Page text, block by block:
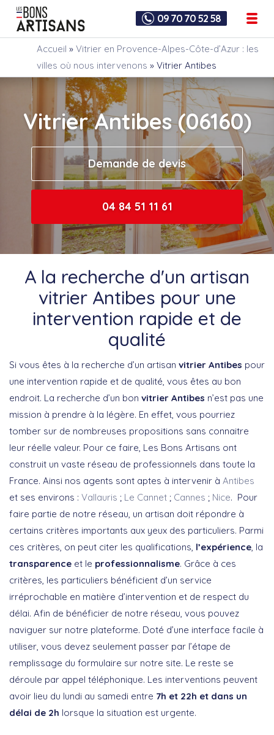
09 70 70 52 58
Accueil » Vitrier en Provence-Alpes-Côte-d’Azur : les
villes où nous intervenons » Vitrier Antibes
Vitrier Antibes (06160)
Demande de devis
04 84 51 11 61
A la recherche d'un artisan
vitrier Antibes pour une
intervention rapide et de
qualité
Si vous êtes à la recherche d’un artisan vitrier Antibes pour
une intervention rapide et de qualité, vous êtes au bon
endroit. La recherche d’un bon vitrier Antibes n’est pas une
mission à prendre à la légère. En effet, vous pourriez
tomber sur de nombreuses propositions sans connaitre
leur réelle valeur. Pour ce faire, Les Bons Artisans ont
construit un vaste réseau de professionnels dans toute la
France. Ainsi nos agents sont aptes à intervenir à Antibes
et ses environs : Vallauris ; Le Cannet ; Cannes ; Nice. Pour
faire partie de notre réseau, un artisan doit répondre à
certains critères importants aux yeux des particuliers. Parmi
ces critères, on peut citer les qualifications, l’expérience , la
transparence et le professionnalisme. Grâce à ces
critères, les particuliers bénéficient d’un service
irréprochable en matière d’intervention et de respect du
délai. Afin de bénéficier de notre réseau, vous pouvez
naviguer sur notre plateforme. Doté d’une interface facile à
utiliser, vous devez seulement passer par l’étape de
remplissage du formulaire sur notre site. Le reste se
déroule par appel téléphonique. Les interventions peuvent
avoir lieu du lundi au samedi entre 7h et 22h et dans un
délai de 2h lorsque la situation est urgente.